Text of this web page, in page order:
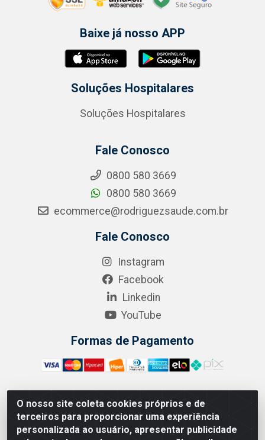
O nosso site coleta cookies próprios e de
terceiros para proporcionar uma experiência
personalizada ao usuário, apresentar publicidade
Baixe já nosso APP
Soluções Hospitalares
Soluções Hospitalares
Fale Conosco
0800 580 3669
0800 580 3669
ecommerce@rodriguezsaude.com.br
Fale Conosco
Instagram
Facebook
Linkedin
YouTube
Formas de Pagamento
A.R. RODRIGUEZ SOLUÇÕES EM SAÚDE - Endereço Av.
Joaquim Nabuco, 2235 - Centro, Manaus - AM, CEP 69020-
031 - CNPJ 04.562.591/0001-41